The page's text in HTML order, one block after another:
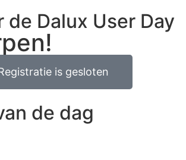
de Dalux User Day
is gesloten
de dag